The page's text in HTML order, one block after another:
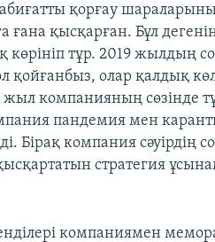
қорғау
ғана қысқарған. Бұл
көрініп тұр. 2019 жылдың
қойғанбыз, олар қалдық
жыл компанияның сөзінде
пандемия мен
Бірақ компания сәуірдің
стратегия
компаниямен